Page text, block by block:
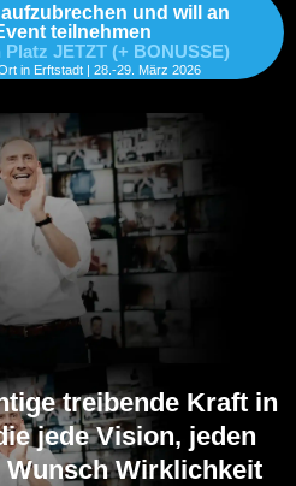
und will an
teilnehmen
JETZT (+ BONUSSE)
in Erftstadt | 28.-29. März 2026
treibende Kraft in
jede Vision, jeden
Wunsch Wirklichkeit